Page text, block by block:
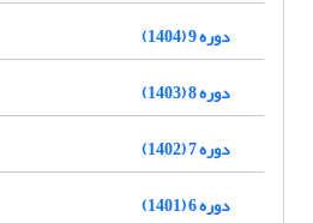
دوره 9 (1404)
دوره 8 (1403)
دوره 7 (1402)
دوره 6 (1401)